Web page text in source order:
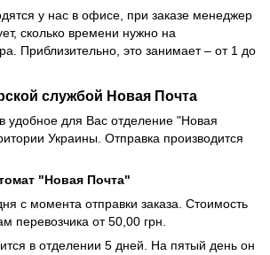
у нас в офисе, при заказе менеджер
сколько времени нужно на
Приблизительно, это занимает – от 1 до
службой Новая Почта
удобное для Вас отделение "Новая
Украины. Отправка производится
"Новая Почта"
с момента отправки заказа. Стоимость
перевозчика от 50,00 грн.
в отделении 5 дней. На пятый день он